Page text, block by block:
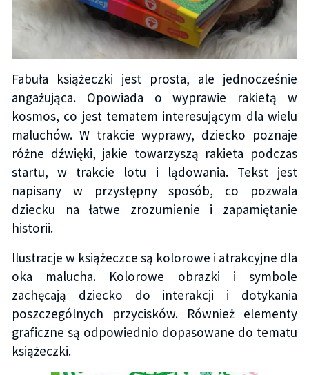
Fabuła książeczki jest prosta, ale jednocześnie
angażująca. Opowiada o wyprawie rakietą w
kosmos, co jest tematem interesującym dla wielu
maluchów. W trakcie wyprawy, dziecko poznaje
różne dźwięki, jakie towarzyszą rakieta podczas
startu, w trakcie lotu i lądowania. Tekst jest
napisany w przystępny sposób, co pozwala
dziecku na łatwe zrozumienie i zapamiętanie
historii.
Ilustracje w książeczce są kolorowe i atrakcyjne dla
oka malucha. Kolorowe obrazki i symbole
zachęcają dziecko do interakcji i dotykania
poszczególnych przycisków. Również elementy
graficzne są odpowiednio dopasowane do tematu
książeczki.